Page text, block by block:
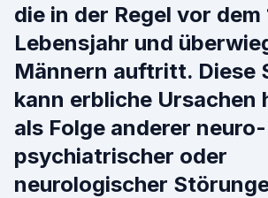
die in der Regel vor dem
Lebensjahr und
Männern auftritt. Diese
kann erbliche Ursachen
als Folge anderer neuro-
psychiatrischer oder
neurologischer